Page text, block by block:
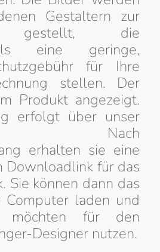
Gestaltern zur
gestellt, die
eine geringe,
für Ihre
stellen. Der
Produkt angezeigt.
erfolgt über unser
Nach
erhalten sie eine
Downloadlink für das
Sie können dann das
laden und
für den
Designer nutzen.